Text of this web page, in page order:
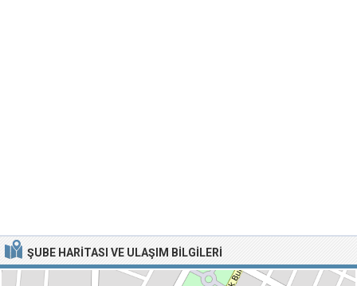
ŞUBE HARITASI VE ULAŞIM BILGILERI